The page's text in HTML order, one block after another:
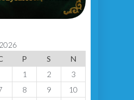
P S
N
1
2
3
8 9
10